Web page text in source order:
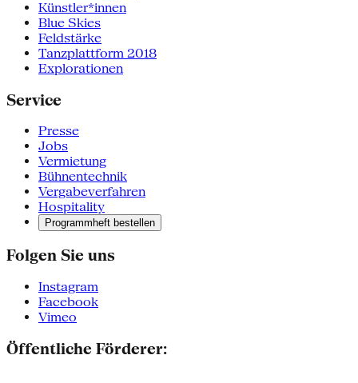
Künstler*innen
Blue Skies
Feldstärke
Tanzplattform 2018
Explorationen
Service
Presse
Jobs
Vermietung
Bühnentechnik
Vergabeverfahren
Hospitality
Programmheft bestellen
Folgen Sie uns
Instagram
Facebook
Vimeo
Öffentliche Förderer: